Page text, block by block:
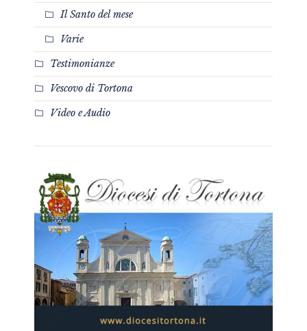
Il Santo del mese
Varie
Testimonianze
Vescovo di Tortona
Video e Audio